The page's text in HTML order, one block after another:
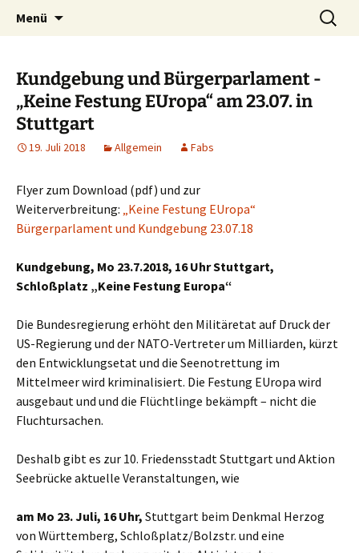
Kultur des Friedens
Kultur ist das Vergnügen, die Welt zu
verändern. – Bertolt Brecht
Menü
Suchen
nach:
Kundgebung und Bürgerparlament -
„Keine Festung EUropa“ am 23.07. in
Stuttgart
19. Juli 2018 Allgemein Fabs
Flyer zum Download (pdf) und zur
Weiterverbreitung: „Keine Festung EUropa“
Bürgerparlament und Kundgebung 23.07.18
Kundgebung, Mo 23.7.2018, 16 Uhr Stuttgart,
Schloßplatz „Keine Festung Europa“
Die Bundesregierung erhöht den Militäretat auf Druck der
US-Regierung und der NATO-Vertreter um Milliarden, kürzt
den Entwicklungsetat und die Seenotrettung im
Mittelmeer wird kriminalisiert. Die Festung EUropa wird
ausgebaut und und die Flüchtlinge bekämpft – nicht die
Fluchtursachen.
Deshalb gibt es zur 10. Friedensstadt Stuttgart und Aktion
Seebrücke aktuelle Veranstaltungen, wie
am Mo 23. Juli, 16 Uhr, Stuttgart beim Denkmal Herzog
von Württemberg, Schloßplatz/Bolzstr. und eine